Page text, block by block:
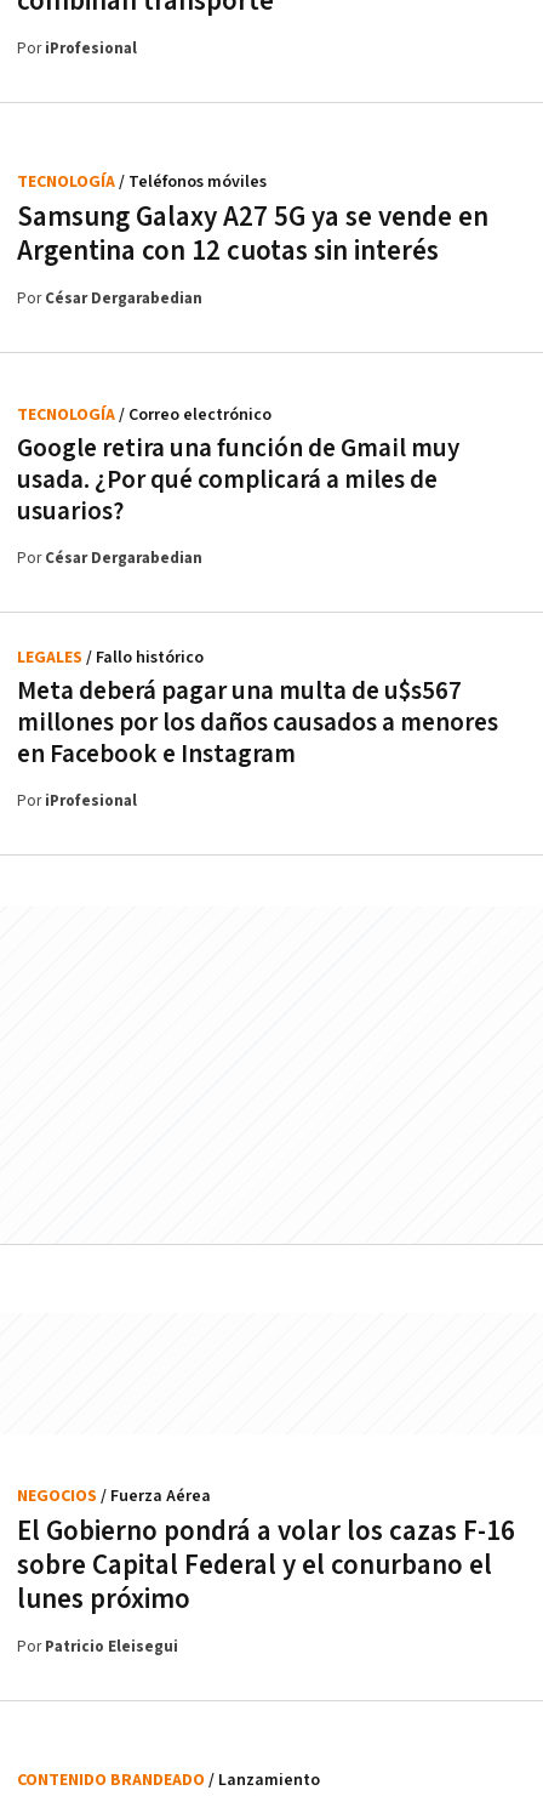
PoriProfesional
Samsung Galaxy A27 5G ya se vende en
Argentina con 12 cuotas sin interés
TECNOLOGÍA/ Teléfonos móviles
PorCésar Dergarabedian
Google retira una función de Gmail muy
usada. ¿Por qué complicará a miles de
usuarios?
TECNOLOGÍA/ Correo electrónico
PorCésar Dergarabedian
Meta deberá pagar una multa de u$s567
millones por los daños causados a menores
en Facebook e Instagram
LEGALES / Fallo histórico
PoriProfesional
El Gobierno pondrá a volar los cazas F-16
sobre Capital Federal y el conurbano el
lunes próximo
NEGOCIOS / Fuerza Aérea
PorPatricio Eleisegui
CONTENIDO BRANDEADO / Lanzamiento